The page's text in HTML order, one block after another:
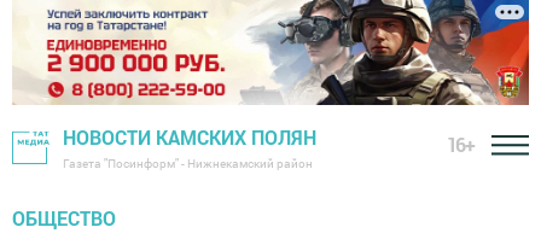
НОВОСТИ КАМСКИХ ПОЛЯН
Газета "Посинформ" - Нижнекамский район
16+
ОБЩЕСТВО